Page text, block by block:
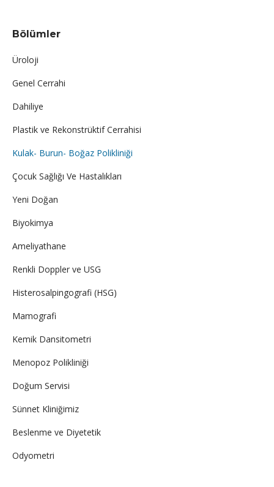
Bölümler
Üroloji
Genel Cerrahi
Dahiliye
Plastik ve Rekonstrüktif Cerrahisi
Kulak- Burun- Boğaz Polikliniği
Çocuk Sağlığı Ve Hastalıkları
Yeni Doğan
Biyokimya
Ameliyathane
Renkli Doppler ve USG
Histerosalpingografi (HSG)
Mamografi
Kemik Dansitometri
Menopoz Polikliniği
Doğum Servisi
Sünnet Kliniğimiz
Beslenme ve Diyetetik
Odyometri